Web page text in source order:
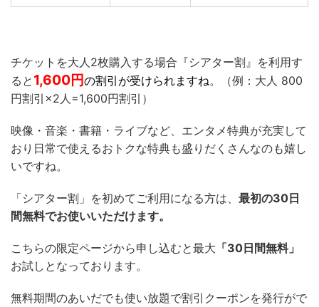
チケットを大人2枚購入する場合『シアター割』を利用す
ると 1,600円の割引が受けられますね。（例：大人 800
円割引×2人=1,600円割引）
映像・音楽・書籍・ライブなど、エンタメ特典が充実して
おり日常で使えるおトクな特典も盛りだくさんなのも嬉し
いですね。
「シアター割 」を初めてご利用になる方は、 最初の30日
間無料でお使いいただけます。
こちらの限定ページから申し込むと最大 「30日間無料」
お試しとなっております。
無料期間のあいだでも使い放題で割引クーポンを発行がで